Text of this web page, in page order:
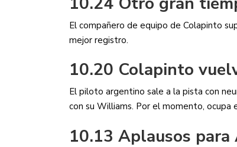
El compañero de equipo de Colapinto
mejor registro.
10.20 Colapinto
El piloto argentino sale a la pista con
con su Williams. Por el momento, ocupa
10.13 Aplausos para